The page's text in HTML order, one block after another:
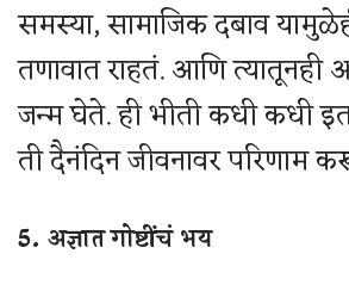
समस्या, सामाजिक दबाव
तणावात राहतं. आणि त्यातूनही
जन्म घेते. ही भीती कधी कधी
ती दैनंदिन जीवनावर परिणाम
5. अज्ञात गोष्टींचं भय